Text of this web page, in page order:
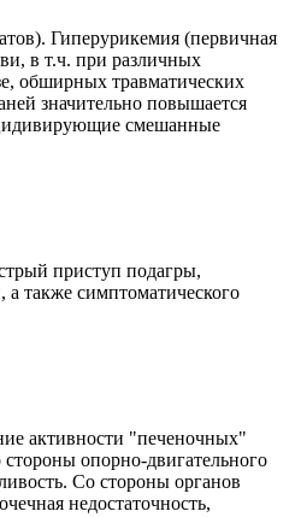
Гиперурикемия (первичная
в т.ч. при различных
обширных травматических
значительно повышается
смешанные
приступ подагры,
а также симптоматического
активности "печеночных"
опорно-двигательного
Со стороны органов
недостаточность,